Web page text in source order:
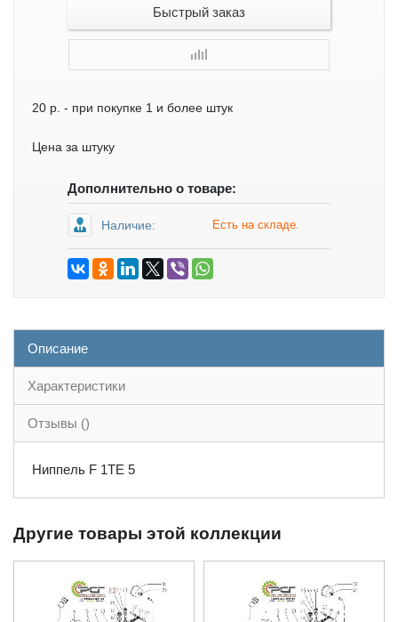
Быстрый заказ
20 р. - при покупке 1 и более штук
Цена за штуку
Дополнительно о товаре:
Наличие: Есть на складе.
Описание
Характеристики
Отзывы ()
Ниппель F 1TE 5
Другие товары этой коллекции